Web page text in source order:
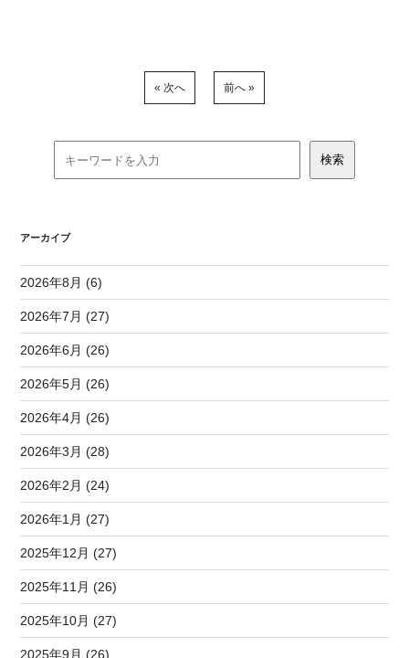
« 次へ 前へ »
アーカイブ
2026年8月 (6)
2026年7月 (27)
2026年6月 (26)
2026年5月 (26)
2026年4月 (26)
2026年3月 (28)
2026年2月 (24)
2026年1月 (27)
2025年12月 (27)
2025年11月 (26)
2025年10月 (27)
2025年9月 (26)